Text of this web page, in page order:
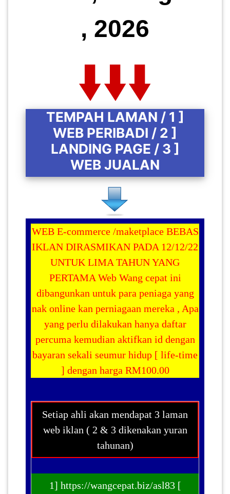
, 2026
TEMPAH LAMAN / 1 ]
WEB PERIBADI / 2 ]
LANDING PAGE / 3 ]
WEB JUALAN
WEB E-commerce /maketplace BEBAS
IKLAN DIRASMIKAN PADA 12/12/22
UNTUK LIMA TAHUN YANG
PERTAMA Web Wang cepat ini
dibangunkan untuk para peniaga yang
nak online kan perniagaan mereka , Apa
yang perlu dilakukan hanya daftar
percuma kemudian aktifkan id dengan
bayaran sekali seumur hidup [ life-time
] dengan harga RM100.00
Setiap ahli akan mendapat 3 laman
web iklan ( 2 & 3 dikenakan yuran
tahunan)
1] https://wangcepat.biz/asl83 [